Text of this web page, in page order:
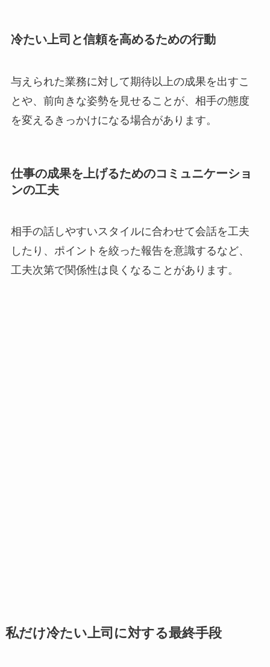
冷たい上司と信頼を高めるための行動
与えられた業務に対して期待以上の成果を出すこ
とや、前向きな姿勢を見せることが、相手の態度
を変えるきっかけになる場合があります。
仕事の成果を上げるためのコミュニケーショ
ンの工夫
相手の話しやすいスタイルに合わせて会話を工夫
したり、ポイントを絞った報告を意識するなど、
工夫次第で関係性は良くなることがあります。
私だけ冷たい上司に対する最終手段